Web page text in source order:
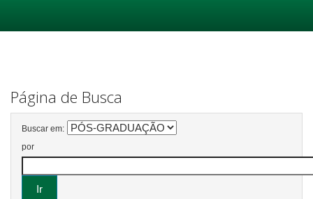
Página de Busca
Buscar em:
por